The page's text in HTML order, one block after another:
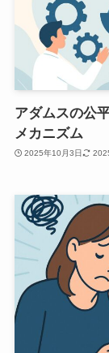
アダムスの公
メカニズム
2025年10月3日